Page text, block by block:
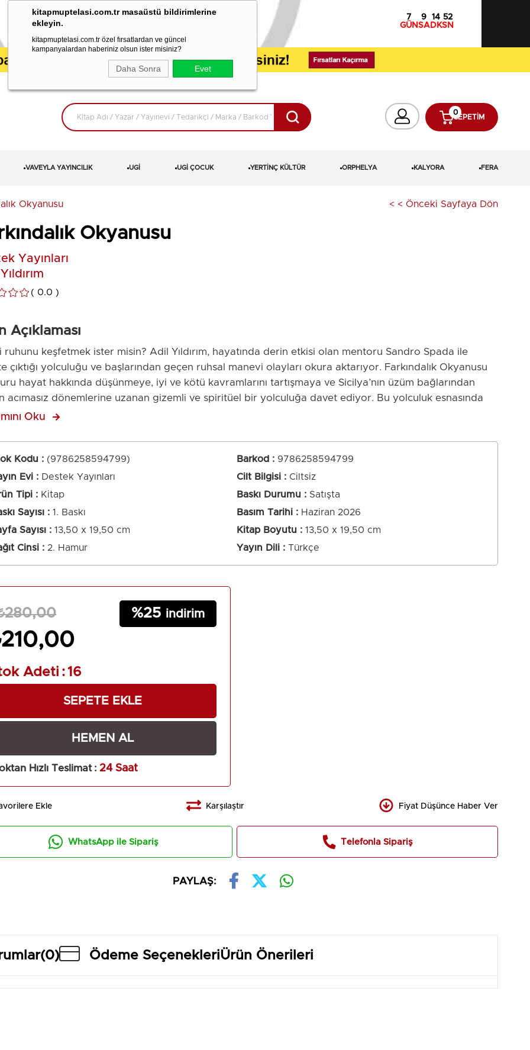
kitapmuptelasi.com.tr masaüstü bildirimlerine
ekleyin.
kitapmuptelasi.com.tr özel fırsatlardan ve güncel
kampanyalardan haberiniz olsun ister misiniz?
Daha Sonra Evet
7
GÜN
9
SA
14
DK
51
SN
SEPETIM
0
VAVEYLA YAYINCILIK UGİ UGİ ÇOCUK YERTİNÇ KÜLTÜR ORPHELYA KALYORA FERA
Okyanusu < < Önceki Sayfaya Dön
Okyanusu
Yayınları
0.0
Açıklaması
ruhunu keşfetmek ister misin? Adil Yıldırım, hayatında derin etkisi olan mentoru Sandro Spada ile
çıktığı yolculuğu ve başlarından geçen ruhsal manevi olayları okura aktarıyor. Farkındalık Okyanusu
hayat hakkında düşünmeye, iyi ve kötü kavramlarını tartışmaya ve Sicilya’nın üzüm bağlarından
acımasız dönemlerine uzanan gizemli ve spiritüel bir yolculuğa davet ediyor. Bu yolculuk esnasında
hem de hayat üzerine ince ince döşenmiş taşlar kimi zaman yol gösteriyor kimi zaman durup
kazınacak bir roman. “Her şey her zaman, içinde olduğumuz anda gerçekleşir, başka bir an veya
bir fırsat yoktur. İnsanlar, geçmişi ve geleceği sürekli düşünerek yaşamın özü olan şimdiyi kaçırırlar ve
farkına bile varmadan ölüm anında pişmanlıklarla çekip giderler. Anı kaçırmak aslında hayatı ıskalamak
Ne kadar enteresan; bize verilen en büyük ders ve yine bizden beklenen en büyük algı şimdiyi
çünkü tek bir anın içinde milyonlarca gizem olduğunu anladığında önünde uzanıp giden fırsatlar
zorunda kalırsın.”
Oku
Kodu (9786258594799) Barkod : 9786258594799
Evi
Destek Yayınları Cilt Bilgisi
Ciltsiz
Tipi
Kitap Baskı Durumu
Satışta
Sayısı
1. Baskı Basım Tarihi
Haziran 2026
Sayısı
13,50 x 19,50 cm Kitap Boyutu
13,50 x 19,50 cm
Cinsi
2. Hamur Yayın Dili Türkçe
25
Adeti :16
Hızlı Teslimat : 24 Saat
Ekle Karşılaştır Fiyat Düşünce Haber Ver
WhatsApp ile Sipariş Telefonla Sipariş
PAYLAŞ:
(0) Ödeme SeçenekleriÜrün Önerileri